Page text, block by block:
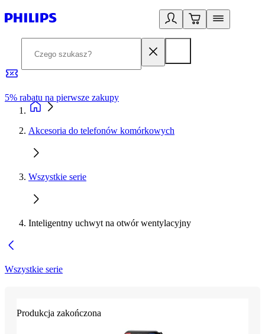
5% rabatu na pierwsze zakupy
Akcesoria do telefonów komórkowych
Wszystkie serie
Inteligentny uchwyt na otwór wentylacyjny
Wszystkie serie
Produkcja zakończona